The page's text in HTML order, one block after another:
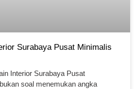
Surabaya Pusat Minimalis
Interior Surabaya Pusat
soal menemukan angka